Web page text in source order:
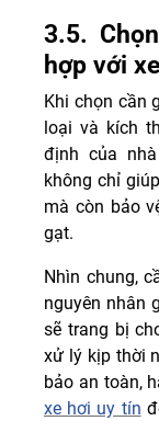
3.5.
hợp với xe
Khi chọn cần
loại và kích
định của
không chỉ
mà còn bảo
gạt.
Nhìn chung,
nguyên nhân
sẽ trang bị
xử lý kịp thời
bảo an toàn,
xe hơi uy tín